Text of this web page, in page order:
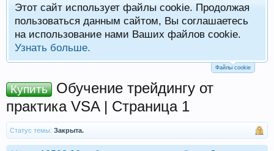
Этот сайт использует файлы cookie. Продолжая
пользоваться данным сайтом, Вы соглашаетесь
на использование нами Ваших файлов cookie.
Узнать больше.
Файлы cookie
Купить
Обучение трейдингу от
практика VSA | Страница 1
Статус темы: Закрыта.